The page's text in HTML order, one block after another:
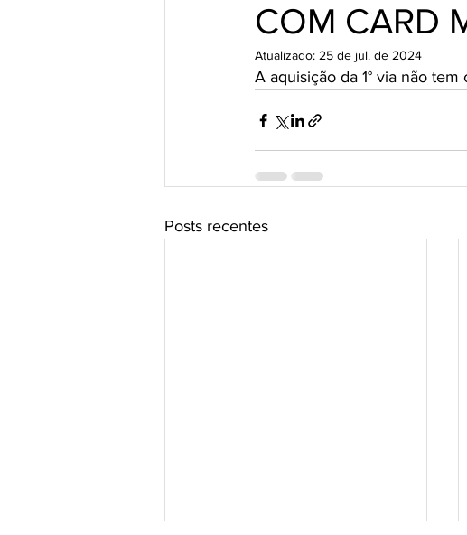
COM CARD
Atualizado: 25 de jul. de 2024
A aquisição da 1° via não tem
Posts recentes